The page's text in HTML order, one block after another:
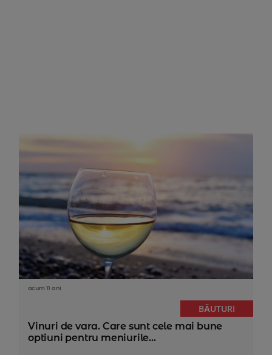
acum 11 ani
BĂUTURI
Vinuri de vara. Care sunt cele mai bune
optiuni pentru meniurile...